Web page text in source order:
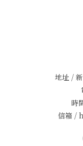
地址 /
時
信箱 /